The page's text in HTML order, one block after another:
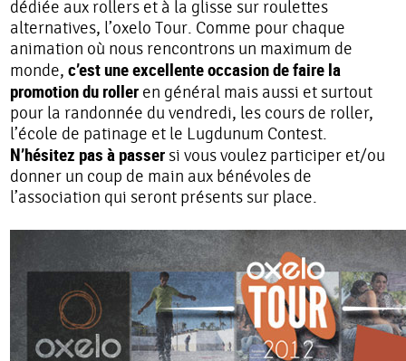
dédiée aux rollers et à la glisse sur roulettes
alternatives, l’oxelo Tour. Comme pour chaque
animation où nous rencontrons un maximum de
monde,c’est une excellente occasion de faire la
promotion du roller en général mais aussi et surtout
pour la randonnée du vendredi, les cours de roller,
l’école de patinage et le Lugdunum Contest.
N’hésitez pas à passersi vous voulez participer et/ou
donner un coup de main aux bénévoles de
l’association qui seront présents sur place.